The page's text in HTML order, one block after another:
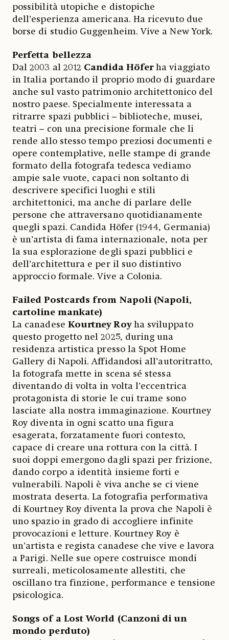
possibilità utopiche e distopiche
dell’esperienza americana. Ha ricevuto due
borse di studio Guggenheim. Vive a New York.
Perfetta bellezza
Dal 2003 al 2012 Candida Höferha viaggiato
in Italia portando il proprio modo di guardare
anche sul vasto patrimonio architettonico del
nostro paese. Specialmente interessata a
ritrarre spazi pubblici – biblioteche, musei,
teatri – con una precisione formale che li
rende allo stesso tempo preziosi documenti e
opere contemplative, nelle stampe di grande
formato della fotografa tedesca vediamo
ampie sale vuote, capaci non soltanto di
descrivere specifici luoghi e stili
architettonici, ma anche di parlare delle
persone che attraversano quotidianamente
quegli spazi. Candida Höfer (1944, Germania)
è un’artista di fama internazionale, nota per
la sua esplorazione degli spazi pubblici e
dell’architettura e per il suo distintivo
approccio formale. Vive a Colonia.
Failed Postcards from Napoli (Napoli,
cartoline mankate)
La canadese Kourtney Royha sviluppato
questo progetto nel 2025, during una
residenza artistica presso la Spot Home
Gallery di Napoli. Affidandosi all’autoritratto,
la fotografa mette in scena sé stessa
diventando di volta in volta l’eccentrica
protagonista di storie le cui trame sono
lasciate alla nostra immaginazione. Kourtney
Roy diventa in ogni scatto una figura
esagerata, forzatamente fuori contesto,
capace di creare una rottura con la città. I
suoi doppi emergono dagli spazi per frizione,
dando corpo a identità insieme forti e
vulnerabili. Napoli è viva anche se ci viene
mostrata deserta. La fotografia performativa
di Kourtney Roy diventa la prova che Napoli è
uno spazio in grado di accogliere infinite
provocazioni e letture. Kourtney Roy è
un’artista e regista canadese che vive e lavora
a Parigi. Nelle sue opere costruisce mondi
surreali, meticolosamente allestiti, che
oscillano tra finzione, performance e tensione
psicologica.
Songs of a Lost World (Canzoni di un
mondo perduto)